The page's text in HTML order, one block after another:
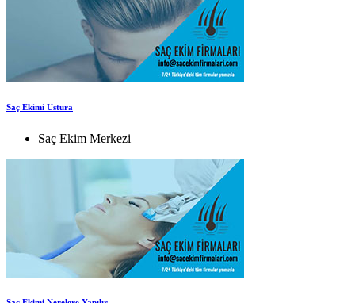
Saç Ekimi Ustura
Saç Ekim Merkezi